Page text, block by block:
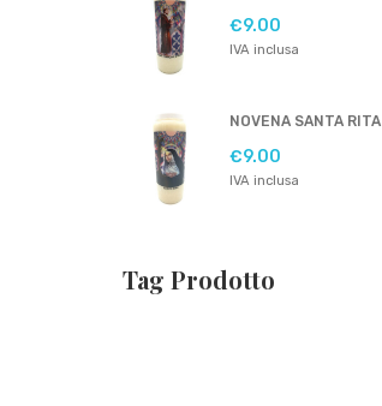
€9.00
IVA inclusa
NOVENA SANTA RITA
€9.00
IVA inclusa
Tag Prodotto